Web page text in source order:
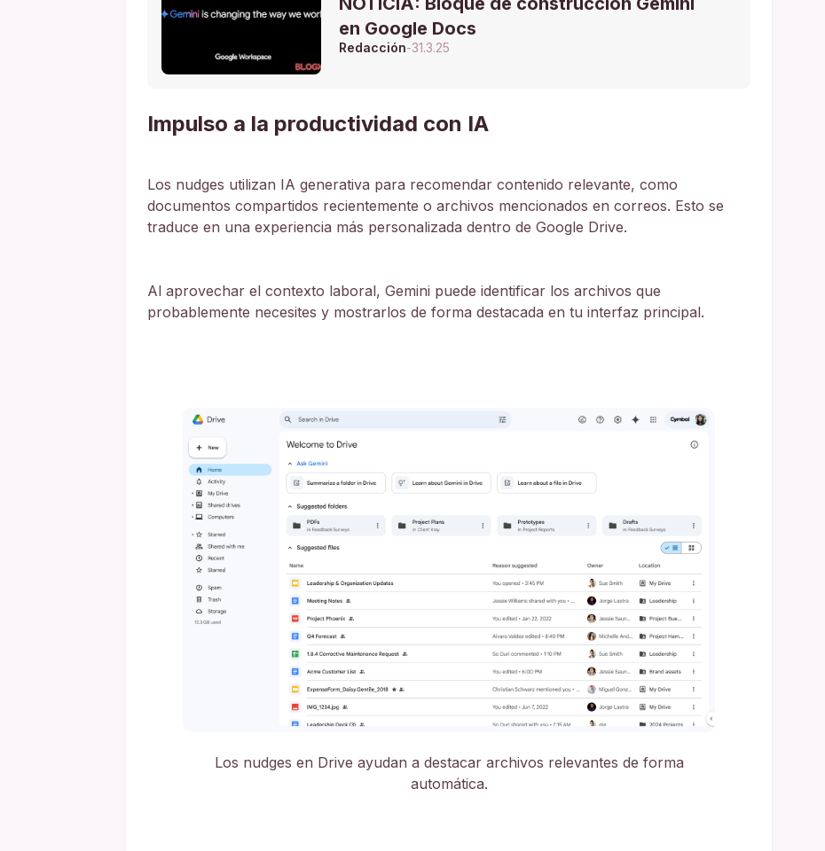
en Google Docs
Redacción-31.3.25
Impulso a la productividad con IA
Los nudges utilizan IA generativa para recomendar contenido relevante, como
documentos compartidos recientemente o archivos mencionados en correos. Esto se
traduce en una experiencia más personalizada dentro de Google Drive.
Al aprovechar el contexto laboral, Gemini puede identificar los archivos que
probablemente necesites y mostrarlos de forma destacada en tu interfaz principal.
Los nudges en Drive ayudan a destacar archivos relevantes de forma
automática.